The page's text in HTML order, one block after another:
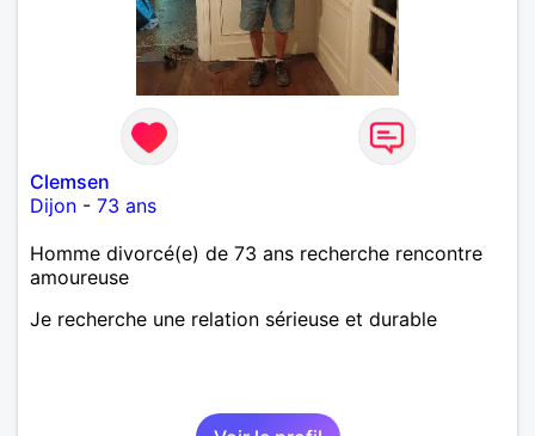
Clemsen
Dijon - 73 ans
Homme divorcé(e) de 73 ans recherche rencontre
amoureuse
Je recherche une relation sérieuse et durable